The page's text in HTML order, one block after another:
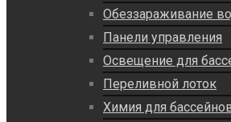
Обеззараживание
Панели управления
Освещение для
Переливной лоток
Химия для